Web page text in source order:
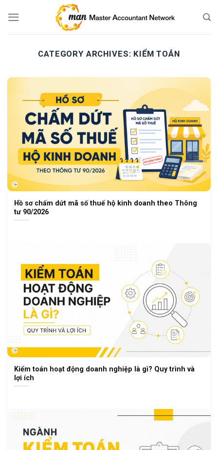
CATEGORY ARCHIVES: KIỂM TOÁN
Hồ sơ chấm dứt mã số thuế hộ kinh doanh theo Thông
tư 90/2026
Kiểm toán hoạt động doanh nghiệp là gì? Quy trình và
lợi ích